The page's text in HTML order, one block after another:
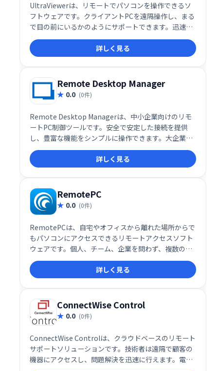
UltraViewerは、リモートでパソコンを操作できるソ
フトウェアです。クライアントPCを遠隔操作し、まる
で目の前にいるかのようにサポートできます。迅速か
つ容易なリモートアクセスを実現し、ITサポートや遠
隔操作が必要な場面で威力を発揮します。
詳しく見る
Remote Desktop Manager
0.0 (0件)
Remote Desktop Managerは、中小企業向けのリモ
ートPC制御ツールです。安全で安定した接続を提供
し、豊富な機能をシンプルに操作できます。大企業向
けサイトライセンスや、個人利用可能な無料版も用
意。導入前に無料版で機能を試せるので、安心してご
利用いただけます。
詳しく見る
RemotePC
0.0 (0件)
RemotePCは、自宅やオフィスから離れた場所からで
もパソコンにアクセスできるリモートアクセスソフト
ウェアです。個人、チーム、企業を問わず、複数のデ
バイスへのリモートアクセスをクラウド上で実現しま
す。場所を選ばず、いつでもどこでも安全にパソコン
を操作できます。
詳しく見る
ConnectWise Control
0.0 (0件)
ConnectWise Controlは、クラウドベースのリモート
サポートソリューションです。技術者は遠隔で顧客の
機器にアクセスし、問題解決を迅速に行えます。電話